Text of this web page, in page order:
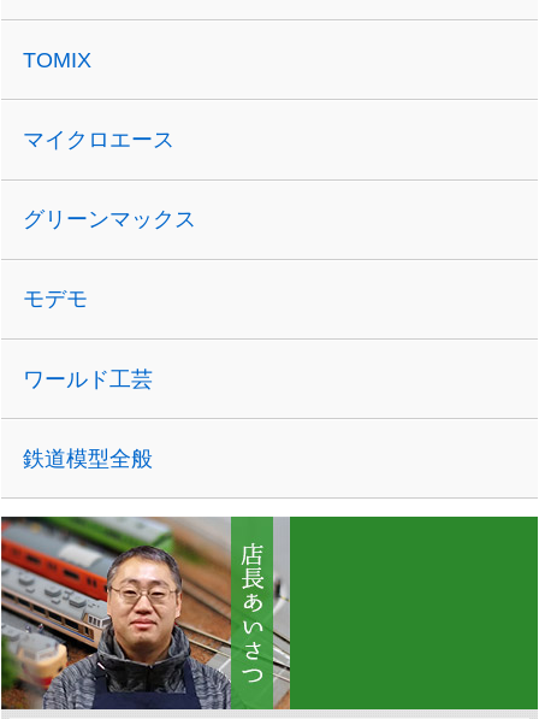
TOMIX
マイクロエース
グリーンマックス
モデモ
ワールド工芸
鉄道模型全般